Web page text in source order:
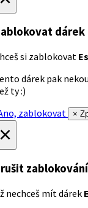
dárek
si zablokovat
dárek pak
ty :)
zablokovat
×
nechceš mít dárek